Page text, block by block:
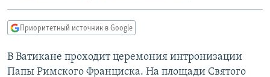
главной
навигации
КУЛЬТУРА
IDEL.РЕАЛИИ
КАВКАЗ.РЕАЛИИ
Приоритетный источник в Google
В Ватикане проходит церемония интронизации
Папы Римского Франциска. На площади Святого